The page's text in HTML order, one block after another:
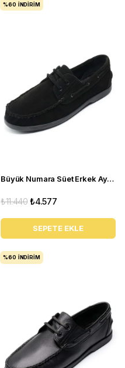
Büyük Numara Süet Erkek Ayakkabısı Utkan001 Siyah Süet
₺4.577
₺11.440
SEPETE EKLE
%60 İNDIRIM
%60 İNDIRIM